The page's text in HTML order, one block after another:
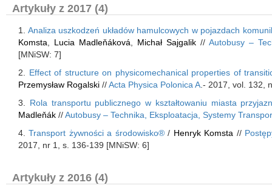
Artykuły z 2017 (4)
1. Analiza uszkodzeń układów hamulcowych w pojazdach
Komsta
Lucia Madleňáková Michał Sajgalik// Autobusy –
[MNiSW: 7]
2. Effect of structure on physicomechanical properties of
Przemysław Rogalski //Acta Physica Polonica A .- 2017, vol. 132,
3. Rola transportu publicznego w kształtowaniu miasta
Madleňák //Autobusy – Technika, Eksploatacja, Systemy
4.Transport żywności a środowisko®/ Henryk Komsta //
2017, nr 1, s. 136-139 [MNiSW: 6]
Artykuły z 2016 (4)